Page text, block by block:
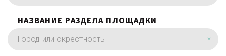
НАЗВАНИЕ РАЗДЕЛА ПЛОЩАДКИ
*